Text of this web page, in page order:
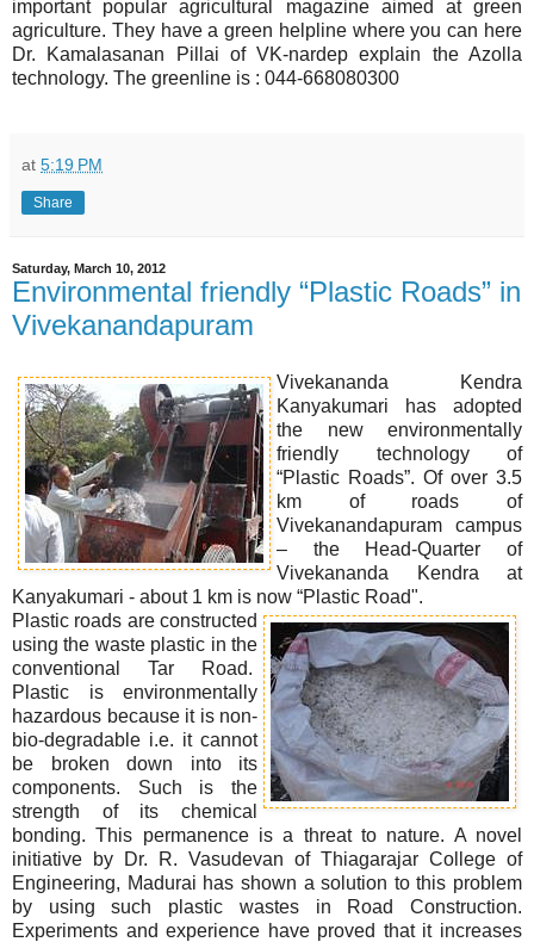
important popular agricultural magazine aimed at green
agriculture. They have a green helpline where you can here
Dr. Kamalasanan Pillai of VK-nardep explain the Azolla
technology. The greenline is : 044-668080300
at 5:19 PM
Share
Saturday, March 10, 2012
Environmental friendly “Plastic Roads” in
Vivekanandapuram
Vivekananda Kendra
Kanyakumari has adopted
the new environmentally
friendly technology of
“Plastic Roads”. Of over 3.5
km of roads of
Vivekanandapuram campus
– the Head-Quarter of
Vivekananda Kendra at
Kanyakumari - about 1 km is now “Plastic Road".
Plastic roads are constructed
using the waste plastic in the
conventional Tar Road.
Plastic is environmentally
hazardous because it is non-
bio-degradable i.e. it cannot
be broken down into its
components. Such is the
strength of its chemical
bonding. This permanence is a threat to nature. A novel
initiative by Dr. R. Vasudevan of Thiagarajar College of
Engineering, Madurai has shown a solution to this problem
by using such plastic wastes in Road Construction.
Experiments and experience have proved that it increases